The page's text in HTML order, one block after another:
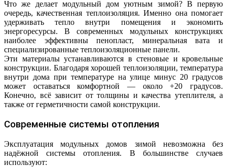
Что же делает модульный дом уютным зимой? В первую
очередь, качественная теплоизоляция. Именно она помогает
удерживать тепло внутри помещения и экономить
энергоресурсы. В современных модульных конструкциях
наиболее эффективны пенопласт, минеральная вата и
специализированные теплоизоляционные панели.
Эти материалы устанавливаются в стеновые и кровельные
конструкции. Благодаря хорошей теплоизоляции, температура
внутри дома при температуре на улице минус 20 градусов
может оставаться комфортной — около +20 градусов.
Конечно, всё зависит от толщины и качества утеплителя, а
также от герметичности самой конструкции.
Современные системы отопления
Эксплуатация модульных домов зимой невозможна без
надёжной системы отопления. В большинстве случаев
используют: